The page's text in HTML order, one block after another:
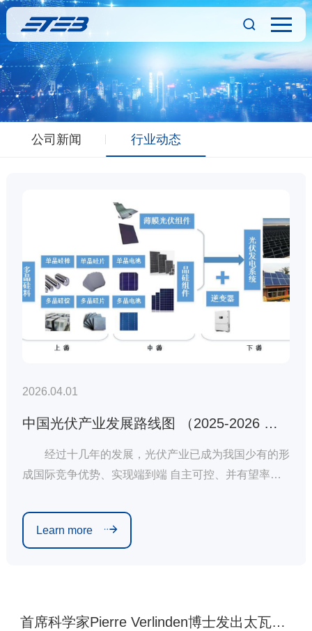
公司新闻 行业动态
2026.04.01
中国光伏产业发展路线图 （2025-2026 年）
经过十几年的发展，光伏产业已成为我国少有的形
成国际竞争优势、实现端到端 自主可控、并有望率先
国能源变 革的重要引擎。目前我国光伏产业在制造业
规模、产业化技术水平、应用市场拓展、 产业体系建
Learn more
首席科学家Pierre Verlinden博士发出太瓦时代警示：效率不是终点，可靠才是底线